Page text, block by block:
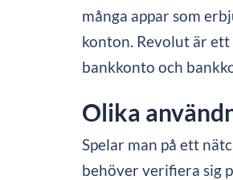
många appar som
konton. Revolut är ett
bankkonto och
Olika
Spelar man på ett
behöver verifiera sig